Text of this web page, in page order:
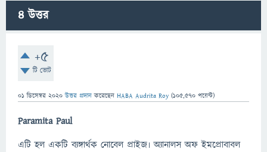
4উত্তর
+5
টি ভোট
01 ডিসেম্বর 2020 উত্তর প্রদান করেছেন HABA Audrita Roy (105,570 পয়েন্ট)
Paramita Paul
এটি হল একটি ব্যঙ্গার্থক নোবেল প্রাইজ৷ অ্যানালস অফ ইমপ্রোবাবল